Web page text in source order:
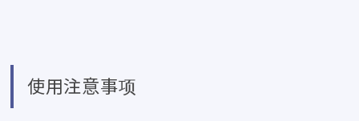
使用注意事项